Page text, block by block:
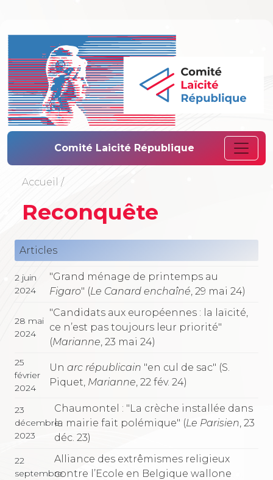
Comité Laïcité
Comité Laicité République
Accueil /
Reconquête
Articles
2 juin
2024
"Grand ménage de printemps au
Figaro" (Le Canard enchaîné , 29 mai 24)
28 mai
2024
"Candidats aux européennes : la laïcité,
ce n’est pas toujours leur priorité"
(Marianne , 23 mai 24)
25
février
2024
Un arc républicain "en cul de sac" (S.
Piquet, Marianne, 22 fév. 24)
23
décembre
2023
Chaumontel : "La crèche installée dans
la mairie fait polémique" (Le Parisien , 23
déc. 23)
22
septembre
Alliance des extrêmismes religieux
contre l’Ecole en Belgique wallone